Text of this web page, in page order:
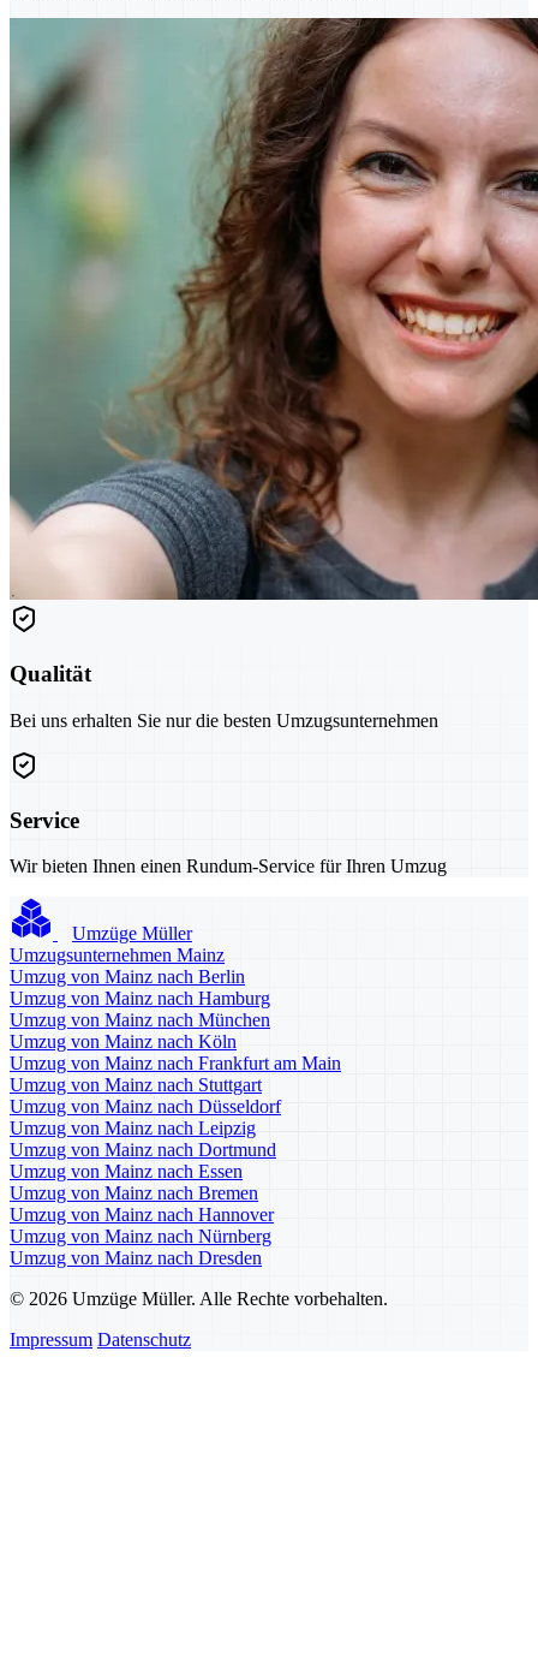
Qualität
Bei uns erhalten Sie nur die besten Umzugsunternehmen
Service
Wir bieten Ihnen einen Rundum-Service für Ihren Umzug
Umzüge Müller
Umzugsunternehmen Mainz
Umzug von Mainz nach Berlin
Umzug von Mainz nach Hamburg
Umzug von Mainz nach München
Umzug von Mainz nach Köln
Umzug von Mainz nach Frankfurt am Main
Umzug von Mainz nach Stuttgart
Umzug von Mainz nach Düsseldorf
Umzug von Mainz nach Leipzig
Umzug von Mainz nach Dortmund
Umzug von Mainz nach Essen
Umzug von Mainz nach Bremen
Umzug von Mainz nach Hannover
Umzug von Mainz nach Nürnberg
Umzug von Mainz nach Dresden
© 2026 Umzüge Müller. Alle Rechte vorbehalten.
Impressum Datenschutz